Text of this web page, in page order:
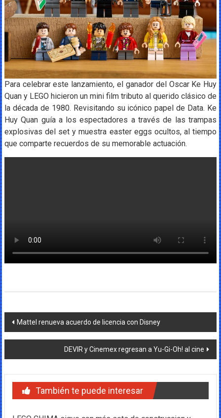
Para celebrar este lanzamiento, el ganador del Oscar Ke Huy
Quan y LEGO hicieron un mini film tributo al querido clásico de
la década de 1980. Revisitando su icónico papel de Data. Ke
Huy Quan guía a los espectadores a través de las trampas
explosivas del set y muestra easter eggs ocultos, al tiempo
que comparte recuerdos de su memorable actuación.
Navegación
de
entradas
Mattel renueva acuerdo de licencia con Disney
DEVIR y Cinemex regresan a Yu-Gi-Oh! al cine
También te puede interesar